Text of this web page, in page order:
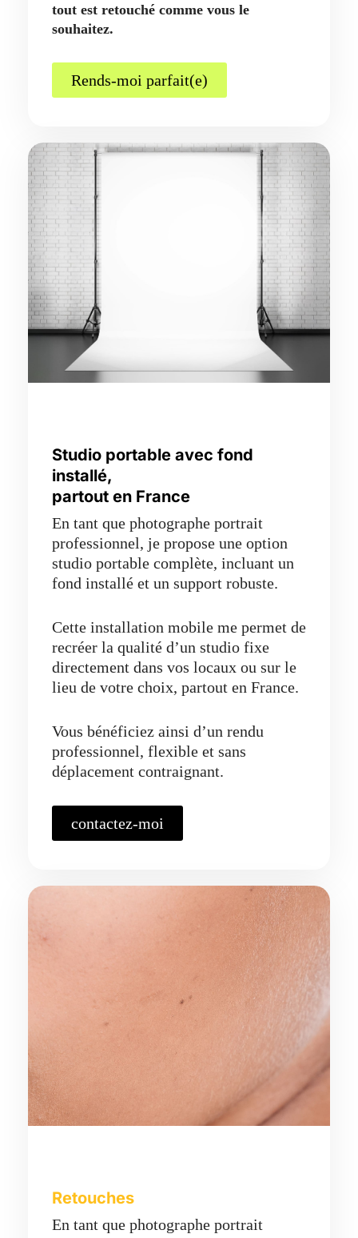
tout est retouché comme vous le
souhaitez.
Rends-moi parfait(e)
Studio portable avec fond
installé,
partout en France
En tant que photographe portrait
professionnel, je propose une option
studio portable complète, incluant un
fond installé et un support robuste.
Cette installation mobile me permet de
recréer la qualité d’un studio fixe
directement dans vos locaux ou sur le
lieu de votre choix, partout en France.
Vous bénéficiez ainsi d’un rendu
professionnel, flexible et sans
déplacement contraignant.
contactez-moi
Retouches
En tant que photographe portrait